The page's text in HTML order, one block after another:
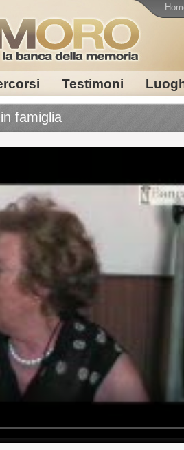
Testimoni
famiglia